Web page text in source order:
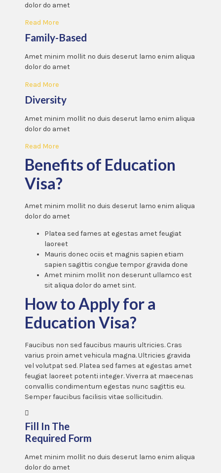
dolor do amet
Read More
Family-Based
Amet minim mollit no duis deserut lamo enim aliqua
dolor do amet
Read More
Diversity
Amet minim mollit no duis deserut lamo enim aliqua
dolor do amet
Read More
Benefits of Education
Visa?
Amet minim mollit no duis deserut lamo enim aliqua
dolor do amet
Platea sed fames at egestas amet feugiat
laoreet
Mauris donec ociis et magnis sapien etiam
sapien sagittis congue tempor gravida done
Amet minim mollit non deserunt ullamco est
sit aliqua dolor do amet sint.
How to Apply for a
Education Visa?
Faucibus non sed faucibus mauris ultricies. Cras
varius proin amet vehicula magna. Ultricies gravida
vel volutpat sed. Platea sed fames at egestas amet
feugiat laoreet potenti integer. Viverra at maecenas
convallis condimentum egestas nunc sagittis eu.
Semper faucibus facilisis vitae sollicitudin.
Fill In The
Required Form
Amet minim mollit no duis deserut lamo enim aliqua
dolor do amet